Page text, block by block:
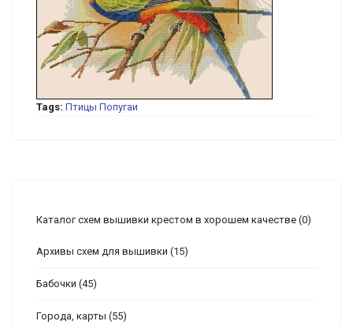
Tags: Птицы Попугаи
Каталог схем вышивки крестом в хорошем качестве (0)
Архивы схем для вышивки (15)
Бабочки (45)
Города, карты (55)